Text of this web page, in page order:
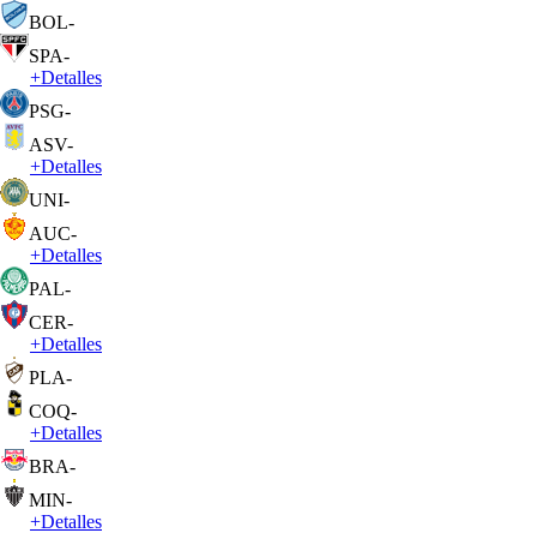
BOL-
SPA-
+Detalles
PSG-
ASV-
+Detalles
UNI-
AUC-
+Detalles
PAL-
CER-
+Detalles
PLA-
COQ-
+Detalles
BRA-
MIN-
+Detalles